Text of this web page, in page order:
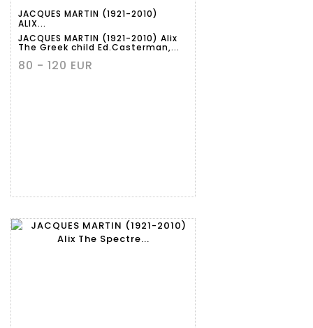
JACQUES MARTIN (1921-2010)
ALIX...
JACQUES MARTIN (1921-2010) Alix
The Greek child Ed.Casterman,...
80 - 120 EUR